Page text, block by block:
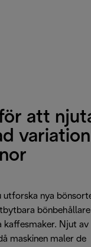
att
variation
utforska nya
kaffesmaker. Njut av
maskinen maler de